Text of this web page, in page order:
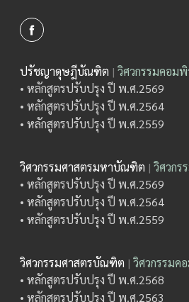
ปรัชญาดุษฎีบัณฑิต | วิศวกรรมคอมพิ
• หลักสูตรปรับปรุง ปี พ.ศ.2569
• หลักสูตรปรับปรุง ปี พ.ศ.2564
• หลักสูตรปรับปรุง ปี พ.ศ.2559
วิศวกรรมศาสตรมหาบัณฑิต | วิศวกร
• หลักสูตรปรับปรุง ปี พ.ศ.2569
• หลักสูตรปรับปรุง ปี พ.ศ.2564
• หลักสูตรปรับปรุง ปี พ.ศ.2559
วิศวกรรมศาสตรบัณฑิต | วิศวกรรมค
• หลักสูตรปรับปรุง ปี พ.ศ.2568
• หลักสูตรปรับปรุง ปี พ.ศ.2563